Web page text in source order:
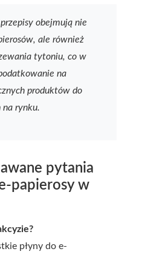
obejmują nie
ale również
tytoniu, co w
na
produktów do
na rynku.
pytania
papierosy w
płyny do e-